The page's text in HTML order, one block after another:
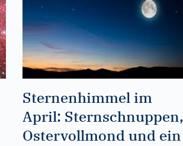
Sternenhimmel im
April: Sternschnuppen,
Ostervollmond und ein